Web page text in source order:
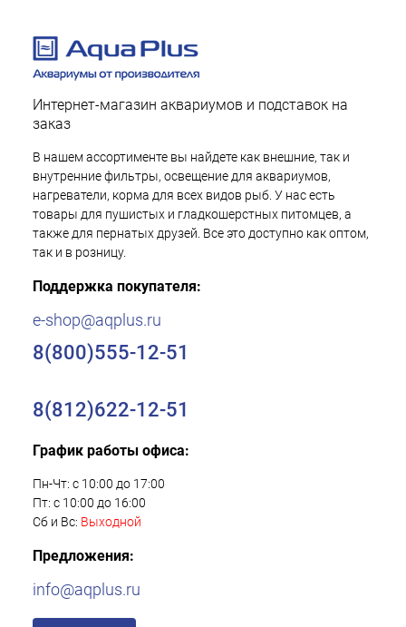
Интернет-магазин аквариумов и подставок на
заказ
В нашем ассортименте вы найдете как внешние, так и
внутренние фильтры, освещение для аквариумов,
нагреватели, корма для всех видов рыб. У нас есть
товары для пушистых и гладкошерстных питомцев, а
также для пернатых друзей. Все это доступно как оптом,
так и в розницу.
Поддержка покупателя:
e-shop@aqplus.ru
8(800)555-12-51
8(812)622-12-51
График работы офиса:
Пн-Чт: с 10:00 до 17:00
Пт: с 10:00 до 16:00
Сб и Вс: Выходной
Предложения:
info@aqplus.ru